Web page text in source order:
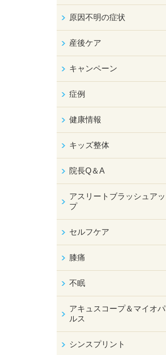
原因不明の症状
産後ケア
キャンペーン
症例
健康情報
キッズ整体
院長Q＆A
アスリートブラッシュアッ
プ
セルフケア
膝痛
不眠
アキュスコープ＆マイオパ
ルス
シンスプリント